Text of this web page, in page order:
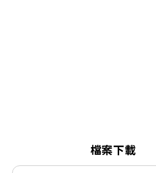
檔案下載